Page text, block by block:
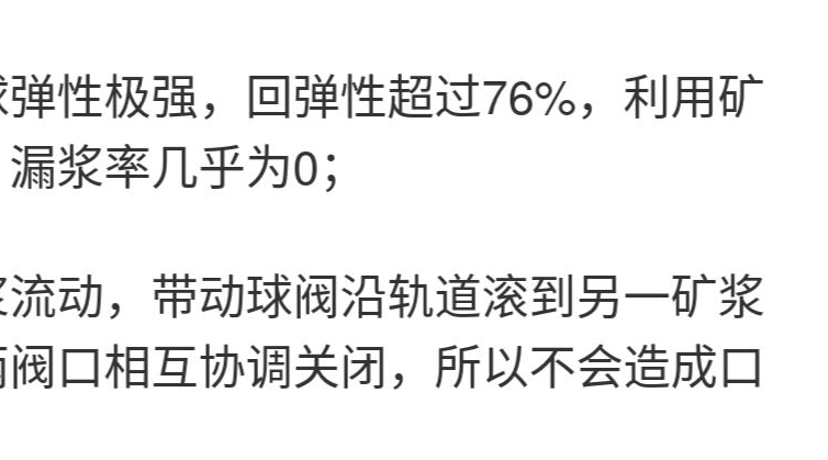
性极强，回弹性超过76%，利用矿
浆率几乎为0；
动，带动球阀沿轨道滚到另一矿浆
口相互协调关闭，所以不会造成口